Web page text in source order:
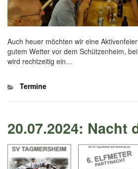
Auch heuer möchten wir eine
gutem Wetter vor dem Schützenheim,
wird rechtzeitig ein…
Kategorien
Termine
20.07.2024: Nacht